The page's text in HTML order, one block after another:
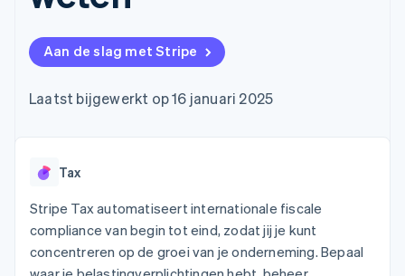
Toegang tot meer
Terminal
Fysieke betalingen
Authorization
Optimaliseer de
Link
Financial
Data gekoppelde
rekeningen
Platforms
SaaS
Per branche
Gaming
Horeca, reizen en vrije
tijd
Verzekering
Media en entertainment
bieden
Betaalkaarten uitgeven
worden gedekt
Diensten voorzien en
Bronnen
App-integraties
Voorbeelden van code
Developerblog
Productroadmap
Jaarlijks congres
Vacatures
Stripe Newsroom
Neem contact op
Partner worden
Aan de slag met Stripe
Laatst bijgewerkt op 16 januari 2025
Tax
Stripe Tax automatiseert internationale fiscale
compliance van begin tot eind, zodat jij je kunt
concentreren op de groei van je onderneming. Bepaal